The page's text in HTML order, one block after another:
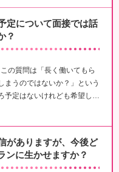
定について面接では話
？
の質問は「長く働いてもら
まうのではないか？」という
予定はないけれども希望し…
がありますが、今後ど
ンに生かせますか？